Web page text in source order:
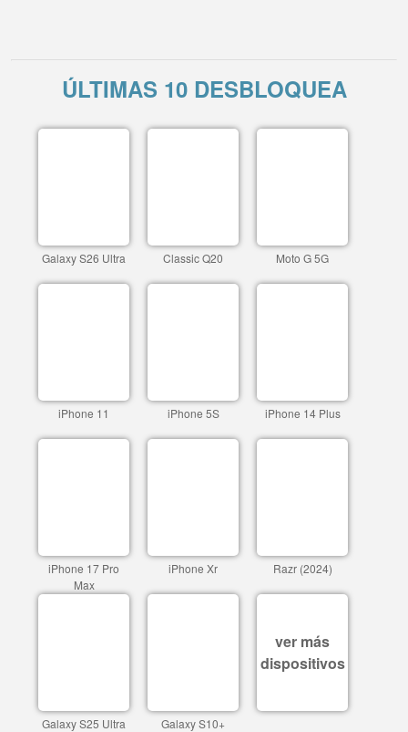
ÚLTIMAS 10 DESBLOQUEA
Galaxy S26 Ultra Classic Q20 Moto G 5G
iPhone 11 iPhone 5S iPhone 14 Plus
iPhone 17 Pro
Max
iPhone Xr Razr (2024)
Galaxy S25 Ultra Galaxy S10+
ver más
dispositivos